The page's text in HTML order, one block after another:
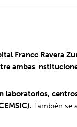
Franco Ravera
ambas
laboratorios,
También se